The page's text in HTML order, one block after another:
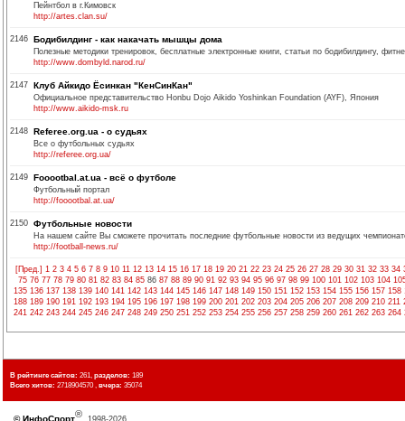
Пейнтбол в г.Кимовск
http://artes.clan.su/
2146 Бодибилдинг - как накачать мышцы дома
Полезные методики тренировок, бесплатные электронные книги, статьи по бодибилдингу,
http://www.dombyld.narod.ru/
2147 Клуб Айкидо Ёсинкан "КенСинКан"
Официальное представительство Honbu Dojo Aikido Yoshinkan Foundation (AYF), Япония
http://www.aikido-msk.ru
2148 Referee.org.ua - о судьях
Все о футбольных судьях
http://referee.org.ua/
2149 Fooootbal.at.ua - всё о футболе
Футбольный портал
http://fooootbal.at.ua/
2150 Футбольные новости
На нашем сайте Вы сможете прочитать последние футбольные новости из ведущих
http://football-news.ru/
[Пред.] 1 2 3 4 5 6 7 8 9 10 11 12 13 14 15 16 17 18 19 20 21 22 23 24 25 26 27 28 29 30 31 32 33 34
75 76 77 78 79 80 81 82 83 84 8586 87 88 89 90 91 92 93 94 95 96 97 98 99 100 101 102 103 104
135 136 137 138 139 140 141 142 143 144 145 146 147 148 149 150 151 152 153 154 155 156 157 158
188 189 190 191 192 193 194 195 196 197 198 199 200 201 202 203 204 205 206 207 208 209 210 211
241 242 243 244 245 246 247 248 249 250 251 252 253 254 255 256 257 258 259 260 261 262 263 264
В рейтинге сайтов: 261, разделов: 189
Всего хитов: 2718904570 , вчера: 35074
© ИнфоСпорт®
, 1998-2026